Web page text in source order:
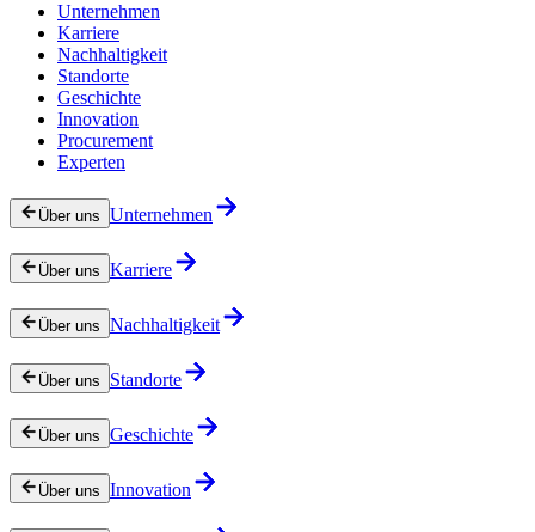
Unternehmen
Karriere
Nachhaltigkeit
Standorte
Geschichte
Innovation
Procurement
Experten
Über uns Unternehmen
Über uns Karriere
Über uns Nachhaltigkeit
Über uns Standorte
Über uns Geschichte
Über uns Innovation